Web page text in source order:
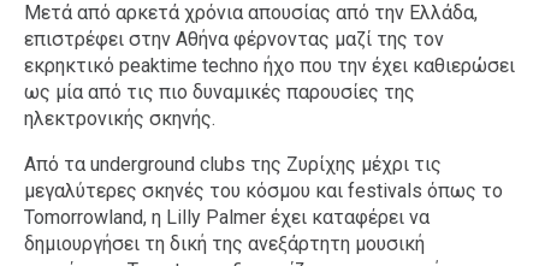
Μετά από αρκετά χρόνια απουσίας από την Ελλάδα,
επιστρέφει στην Αθήνα φέρνοντας μαζί της τον
εκρηκτικό peaktime techno ήχο που την έχει καθιερώσει
ως μία από τις πιο δυναμικές παρουσίες της
ηλεκτρονικής σκηνής.
Από τα underground clubs της Ζυρίχης μέχρι τις
μεγαλύτερες σκηνές του κόσμου και festivals όπως το
Tomorrowland, η Lilly Palmer έχει καταφέρει να
δημιουργήσει τη δική της ανεξάρτητη μουσική